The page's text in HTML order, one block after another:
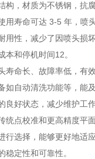
构，材质为不锈钢，抗
用寿命可达 3-5 年，喷
用性，减少了因喷头损
本和停机时间1 2。
寿命长、故障率低，有
如自动清洗功能等，能
良好状态，减少维护工
统点校准和更高精度平
行选择，能够更好地适
稳定性和可靠性。